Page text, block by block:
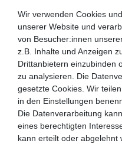
Wir verwenden Cookies
unserer Website und
von Besucher:innen
z.B. Inhalte und Anzeigen
Drittanbietern einzubinden
zu analysieren. Die
gesetzte Cookies. Wir
in den Einstellungen
Die Datenverarbeitung
eines berechtigten
kann erteilt oder abgelehnt